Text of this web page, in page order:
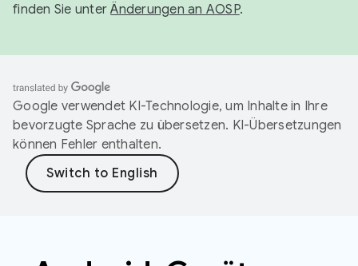
finden Sie unterÄnderungen an AOSP.
Google verwendet KI-Technologie, um Inhalte in Ihre
bevorzugte Sprache zu übersetzen. KI-Übersetzungen
können Fehler enthalten.